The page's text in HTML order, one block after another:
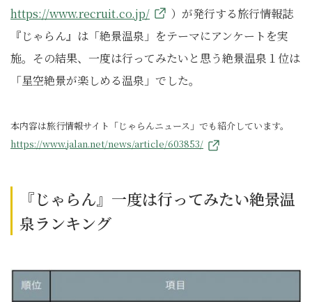
https://www.recruit.co.jp/
）が発行する旅行情報誌
『じゃらん』は「絶景温泉」をテーマにアンケートを実
施。その結果、一度は行ってみたいと思う絶景温泉１位は
「星空絶景が楽しめる温泉」でした。
本内容は旅行情報サイト「じゃらんニュース」でも紹介しています。
https://www.jalan.net/news/article/603853/
『じゃらん』一度は行ってみたい絶景温
泉ランキング